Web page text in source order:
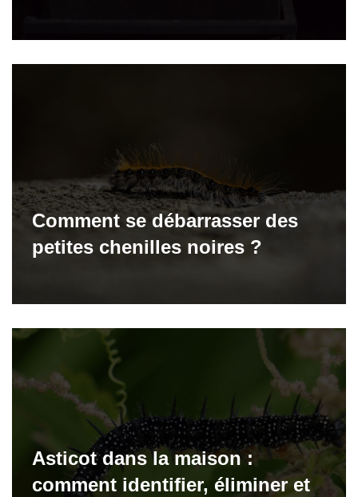
Comment se débarrasser des
petites chenilles noires ?
Asticot dans la maison :
comment identifier, éliminer et